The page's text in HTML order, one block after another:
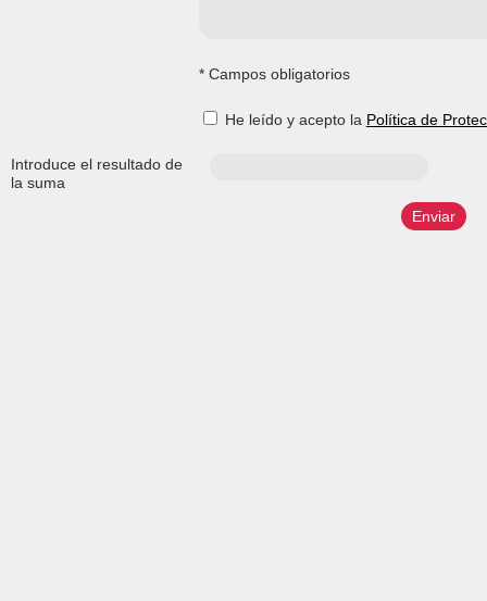
* Campos obligatorios
He leído y acepto la Política de
Introduce el resultado de
la suma